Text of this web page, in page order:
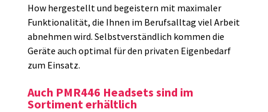
How hergestellt und begeistern mit maximaler
Funktionalität, die Ihnen im Berufsalltag viel Arbeit
abnehmen wird. Selbstverständlich kommen die
Geräte auch optimal für den privaten Eigenbedarf
zum Einsatz.
Auch PMR446 Headsets sind im
Sortiment erhältlich